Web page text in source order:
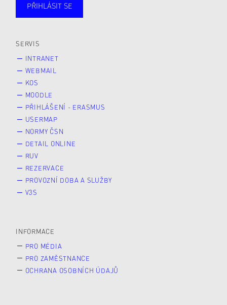
Studující
PŘIHLÁSIT SE
SERVIS
INTRANET
WEBMAIL
KOS
MOODLE
PŘIHLÁŠENÍ - ERASMUS
USERMAP
NORMY ČSN
DETAIL ONLINE
RUV
REZERVACE
PROVOZNÍ DOBA A SLUŽBY
V3S
INFORMACE
PRO MÉDIA
PRO ZAMĚSTNANCE
OCHRANA OSOBNÍCH ÚDAJŮ